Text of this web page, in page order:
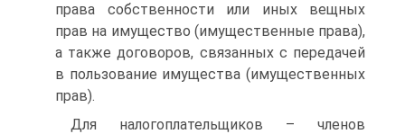
права собственности или иных вещных
прав на имущество (имущественные права),
а также договоров, связанных с передачей
в пользование имущества (имущественных
прав).
Для налогоплательщиков – членов